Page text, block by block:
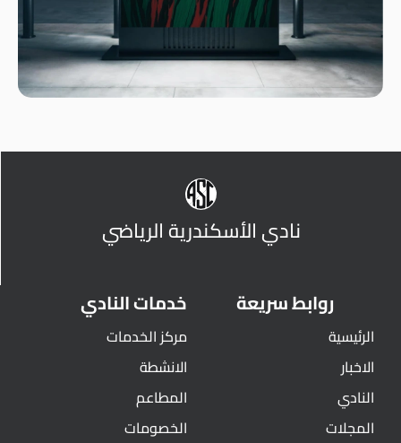
نادي الأسكندرية الرياضي
روابط سريعة
الرئيسية
الاخبار
النادي
المجلات
خدمات النادي
مركز الخدمات
الانشطة
المطاعم
الخصومات